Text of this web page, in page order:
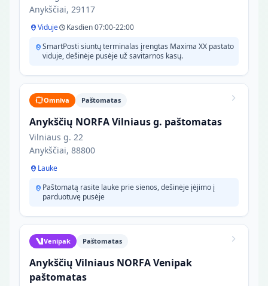
Anykščiai, 29117
Viduje
Kasdien 07:00-22:00
SmartPosti siuntų terminalas įrengtas Maxima XX pastato
viduje, dešinėje pusėje už savitarnos kasų.
Omniva Paštomatas
Anykščių NORFA Vilniaus g. paštomatas
Vilniaus g. 22
Anykščiai, 88800
Lauke
Paštomatą rasite lauke prie sienos, dešinėje įėjimo į
parduotuvę pusėje
Venipak Paštomatas
Anykščių Vilniaus NORFA Venipak
paštomatas